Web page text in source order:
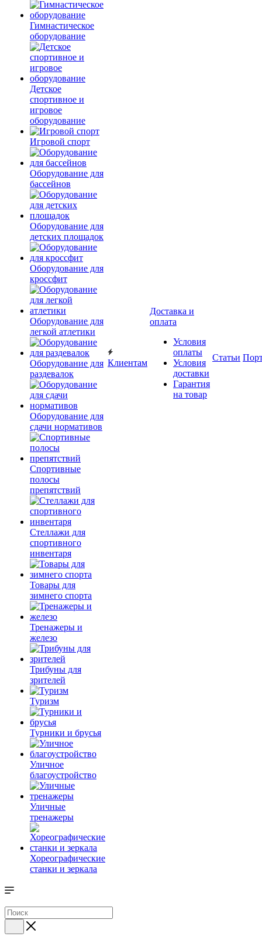
Гимнастическое
оборудование
Детское
спортивное и
игровое
оборудование
Игровой спорт
Оборудование для
бассейнов
Оборудование для
детских площадок
Оборудование для
кроссфит
Оборудование для
легкой атлетики
Оборудование для
раздевалок
Оборудование для
сдачи нормативов
Спортивные
полосы
препятствий
Стеллажи для
спортивного
инвентаря
Товары для
зимнего спорта
Тренажеры и
железо
Трибуны для
зрителей
Туризм
Турники и брусья
Уличное
благоустройство
Уличные
тренажеры
Хореографические
станки и зеркала
Клиентам
Доставка и
оплата
Условия
оплаты
Условия
доставки
Гарантия
на товар
Статьи